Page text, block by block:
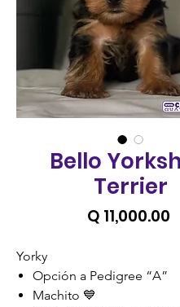
Bello
Terrier
Q 11,000.00
Yorky
Opción a Pedigree “A”
Machito 💙